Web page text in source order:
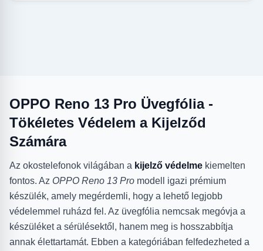
OPPO Reno 13 Pro Üvegfólia -
Tökéletes Védelem a Kijelződ
Számára
Az okostelefonok világában a kijelző védelme kiemelten
fontos. Az OPPO Reno 13 Pro modell igazi prémium
készülék, amely megérdemli, hogy a lehető legjobb
védelemmel ruházd fel. Az üvegfólia nemcsak megóvja a
készüléket a sérülésektől, hanem meg is hosszabbítja
annak élettartamát. Ebben a kategóriában felfedezheted a